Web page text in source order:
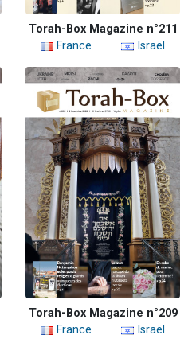
Torah-Box Magazine n°211
France
Israël
Torah-Box Magazine n°209
France
Israël